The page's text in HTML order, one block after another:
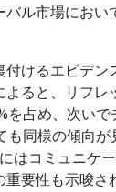
ル市場にお
けるエビデ
ると、リフ
占め、次い
同様の傾向
コミュニケ
要性も示唆